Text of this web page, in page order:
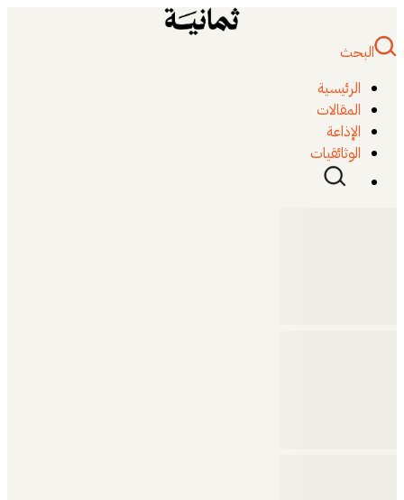
البحث
الرئيسية
المقالات
الإذاعة
الوثائقيات